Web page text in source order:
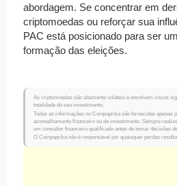
abordagem. Se concentrar em
criptomoedas ou reforçar sua
PAC está posicionado para ser
formação das eleições.
As criptomoedas são altamente voláteis e envolvem riscos
totalidade do seu investimento.
Todas as informações no Coinpaprika são fornecidas apenas
aconselhamento financeiro ou de investimento. Sempre
um consultor financeiro qualificado antes de tomar decisões
O Coinpaprika não é responsável por quaisquer perdas